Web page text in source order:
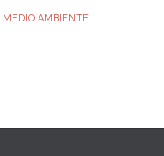
MEDIO AMBIENTE